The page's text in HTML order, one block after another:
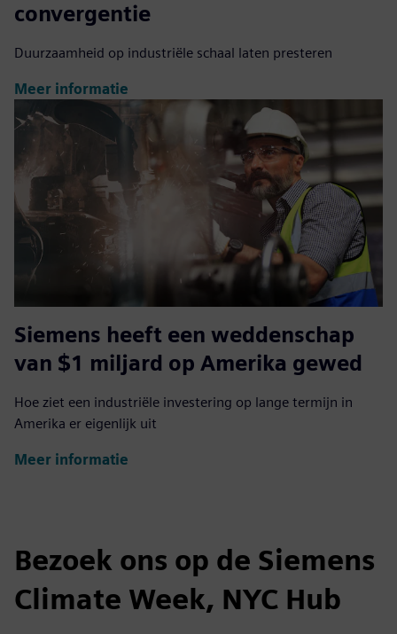
convergentie
Duurzaamheid op industriële schaal laten presteren
Meer informatie
Siemens heeft een weddenschap
van $1 miljard op Amerika gewed
Hoe ziet een industriële investering op lange termijn in
Amerika er eigenlijk uit
Meer informatie
Bezoek ons op de Siemens
Climate Week, NYC Hub